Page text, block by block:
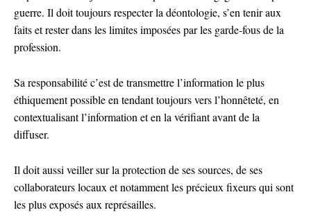
guerre. Il doit toujours respecter la déontologie, s’en tenir aux
faits et rester dans les limites imposées par les garde-fous de la
profession.
Sa responsabilité c’est de transmettre l’information le plus
éthiquement possible en tendant toujours vers l’honnêteté, en
contextualisant l’information et en la vérifiant avant de la
diffuser.
Il doit aussi veiller sur la protection de ses sources, de ses
collaborateurs locaux et notamment les précieux fixeurs qui sont
les plus exposés aux représailles.